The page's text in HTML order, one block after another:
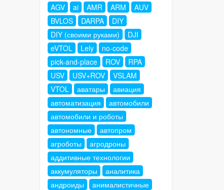
AGV ai AMR ARM
AUV
BVLOS
DARPA
DIY
DIY (своими руками)
DJI
eVTOL
Lely
no-code
pick-and-place
ROV
RPA
USV
USV+ROV
VSLAM
VTOL
аватары
авиация
автоматизация
автомобили
автомобили и роботы
автономные
автопром
агроботы
агродроны
аддитивные технологии
аккумуляторы
аналитика
андроиды
анималистичные